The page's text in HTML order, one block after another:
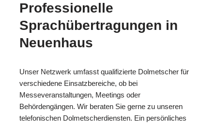
Professionelle
Sprachübertragungen in
Neuenhaus
Unser Netzwerk umfasst qualifizierte Dolmetscher für
verschiedene Einsatzbereiche, ob bei
Messeveranstaltungen, Meetings oder
Behördengängen. Wir beraten Sie gerne zu unseren
telefonischen Dolmetscherdiensten. Ein persönliches